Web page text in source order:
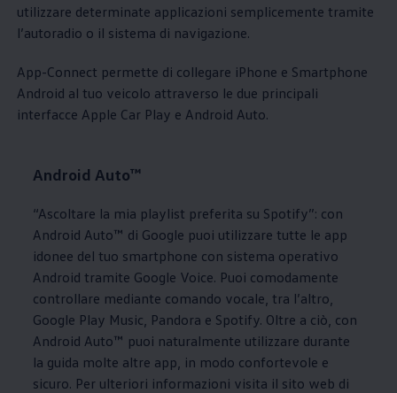
utilizzare determinate applicazioni semplicemente tramite
l’autoradio o il sistema di navigazione.
App-Connect permette di collegare iPhone e Smartphone
Android al tuo veicolo attraverso le due principali
interfacce Apple Car Play e Android Auto.
Android Auto™
“Ascoltare la mia playlist preferita su Spotify”: con
Android Auto™ di Google puoi utilizzare tutte le app
idonee del tuo smartphone con sistema operativo
Android tramite Google Voice. Puoi comodamente
controllare mediante comando vocale, tra l’altro,
Google Play Music, Pandora e Spotify. Oltre a ciò, con
Android Auto™ puoi naturalmente utilizzare durante
la guida molte altre app, in modo confortevole e
sicuro. Per ulteriori informazioni visita il sito web di